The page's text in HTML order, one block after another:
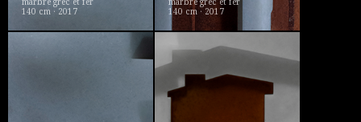
140 cm · 2017
140 cm · 2017